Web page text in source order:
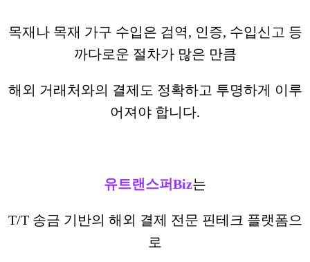
목재나 목재 가구 수입은 검역, 인증, 수입신고 등
까다로운 절차가 많은 만큼
해외 거래처와의 결제도 정확하고 투명하게 이루
어져야 합니다.
유트랜스퍼Biz는
T/T 송금 기반의 해외 결제 전문 핀테크 플랫폼으
로